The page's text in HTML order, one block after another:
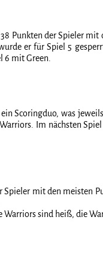
Punkten der Spieler
er für Spiel 5
6 mit Green.
Scoringduo, was
Im nächsten
Spieler mit den meisten
sind heiß, die